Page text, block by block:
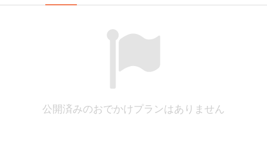
公開済みのおでかけプランはありません